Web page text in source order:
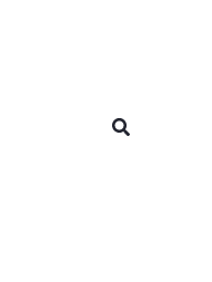
Suchen